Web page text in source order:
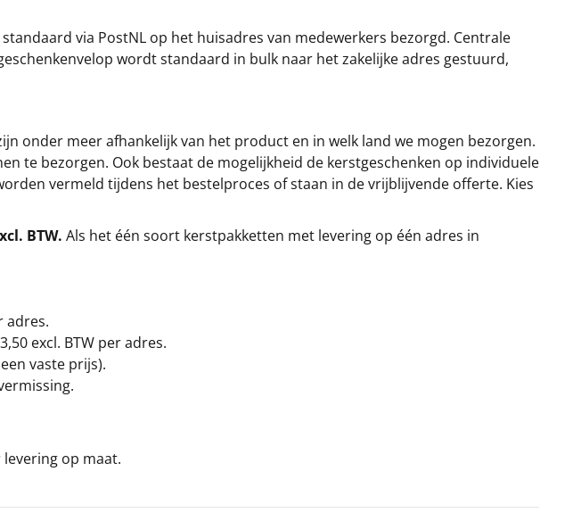
via PostNL op het huisadres van medewerkers bezorgd. Centrale
wordt standaard in bulk naar het zakelijke adres gestuurd,
onder meer afhankelijk van het product en in welk land we mogen bezorgen.
te bezorgen. Ook bestaat de mogelijkheid de kerstgeschenken op individuele
vermeld tijdens het bestelproces of staan in de vrijblijvende offerte. Kies
BTW. Als het één soort kerstpakketten met levering op één adres in
adres.
excl. BTW per adres.
vaste prijs).
op maat.